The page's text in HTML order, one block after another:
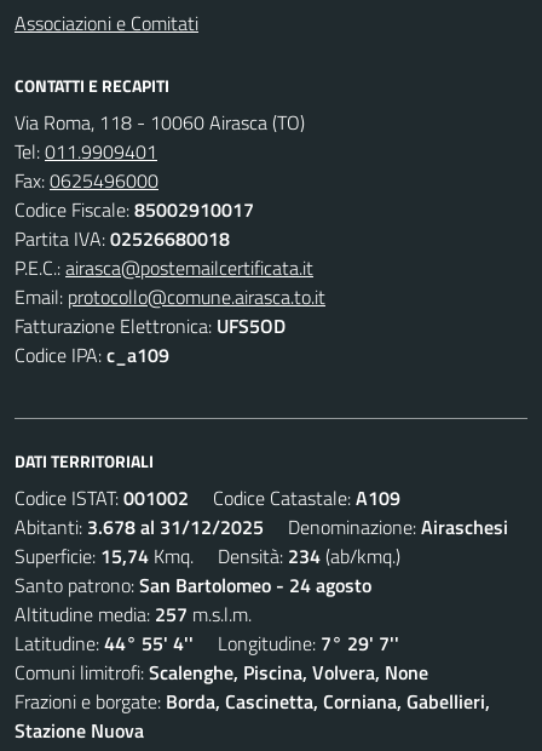
Associazioni e Comitati
CONTATTI E RECAPITI
Via Roma, 118 - 10060 Airasca (TO)
Tel:011.9909401
Fax:0625496000
Codice Fiscale:85002910017
Partita IVA:02526680018
P.E.C.:airasca@postemailcertificata.it
Email: protocollo@comune.airasca.to.it
Fatturazione Elettronica: UFS5OD
Codice IPA:c_a109
DATI TERRITORIALI
Codice ISTAT:001002 Codice Catastale:A109
Abitanti: 3.678 al 31/12/2025 Denominazione:Airaschesi
Superficie: 15,74 Kmq. Densità: 234(ab/kmq.)
Santo patrono:San Bartolomeo - 24 agosto
Altitudine media: 257 m.s.l.m.
Latitudine:44° 55' 4'' Longitudine: 7° 29' 7''
Comuni limitrofi:Scalenghe, Piscina, Volvera, None
Frazioni e borgate: Borda, Cascinetta, Corniana, Gabellieri,
Stazione Nuova